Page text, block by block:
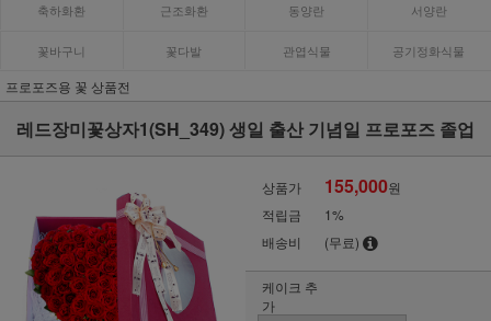
축하화환 근조화환 동양란 서양란
꽃바구니 꽃다발 관엽식물 공기정화식물
프로포즈용 꽃 상품전
레드장미꽃상자1(SH_349) 생일 출산 기념일 프로포즈 졸업
상품가 155,000원
적립금
1%
배송비
(무료)
케이크 추
가